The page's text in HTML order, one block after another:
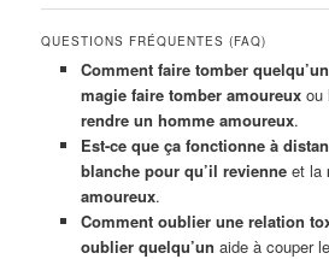
QUESTIONS FRÉQUENTES (FAQ)
Comment faire tomber
magie faire tomber amoureuxou
rendre un homme amoureux.
Est-ce que ça fonctionne à
blanche pour qu’il revienneet la
amoureux.
Comment oublier une relation
oublier quelqu’un aide à couper